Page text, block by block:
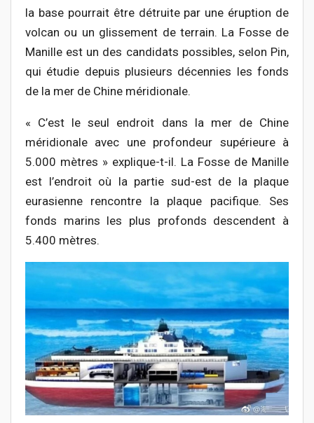
la base pourrait être détruite par une éruption de
volcan ou un glissement de terrain. La Fosse de
Manille est un des candidats possibles, selon Pin,
qui étudie depuis plusieurs décennies les fonds
de la mer de Chine méridionale.
« C’est le seul endroit dans la mer de Chine
méridionale avec une profondeur supérieure à
5.000 mètres » explique-t-il. La Fosse de Manille
est l’endroit où la partie sud-est de la plaque
eurasienne rencontre la plaque pacifique. Ses
fonds marins les plus profonds descendent à
5.400 mètres.